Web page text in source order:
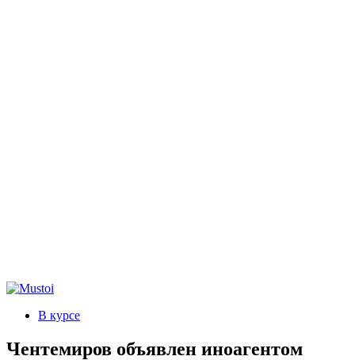
В курсе
Чентемиров объявлен иноагентом